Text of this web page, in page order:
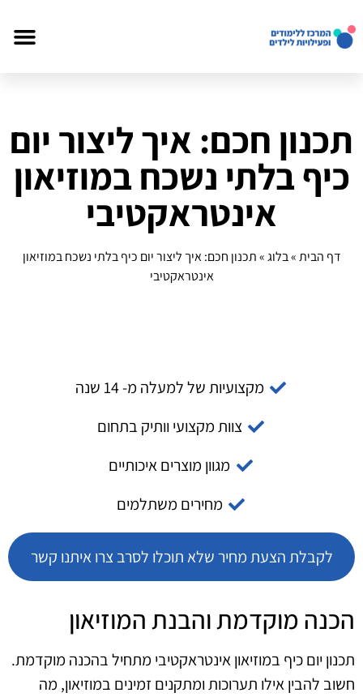
תכנון חכם: איך ליצור יום
כיף בלתי נשכח במוזיאון
אינטראקטיבי
דף הבית»בלוג»תכנון חכם: איך ליצור יום כיף בלתי נשכח במוזיאון
אינטראקטיבי
מקצועיות של למעלה מ- 14 שנה
צוות מקצועי וותיק בתחום
מגוון מוצרים איכותיים
מחירים משתלמים
לקבלת הצעת מחיר שלא תוכלו לסרב צרו איתנו קשר
הכנה מוקדמת והבנת המוזיאון
תכנון יום כיף במוזיאון אינטראקטיבי מתחיל בהכנה מוקדמת.
חשוב להבין אילו תערוכות ומתקנים זמינים במוזיאון, מה